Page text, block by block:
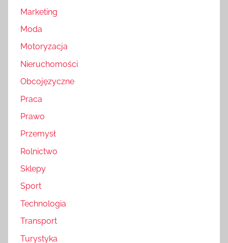
Marketing
Moda
Motoryzacja
Nieruchomości
Obcojęzyczne
Praca
Prawo
Przemysł
Rolnictwo
Sklepy
Sport
Technologia
Transport
Turystyka